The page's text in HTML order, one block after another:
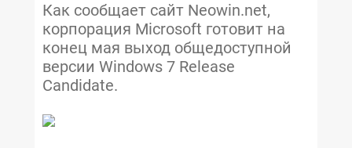
Как сообщает сайт Neowin.net,
корпорация Microsoft готовит на
конец мая выход общедоступной
версии Windows 7 Release
Candidate.